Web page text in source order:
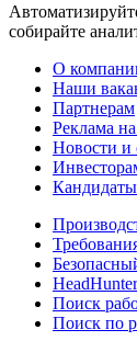
собирайте
О
Наши
Партнерам
Реклама
Новости и
Поиск
Поиск по